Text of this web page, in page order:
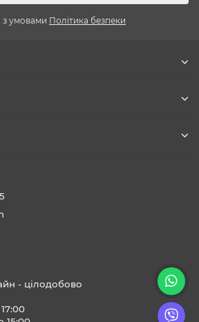
з умовами Політика безпеки
- цілодобово